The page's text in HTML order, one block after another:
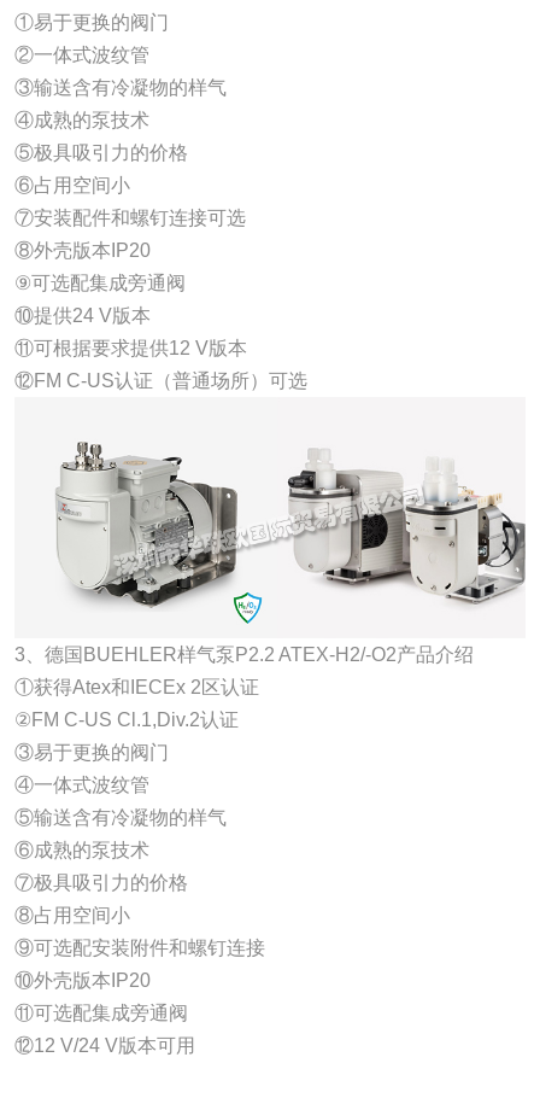
①易于更换的阀门
②一体式波纹管
③输送含有冷凝物的样气
④成熟的泵技术
⑤极具吸引力的价格
⑥占用空间小
⑦安装配件和螺钉连接可选
⑧外壳版本IP20
⑨可选配集成旁通阀
⑩提供24 V版本
⑪可根据要求提供12 V版本
⑫FM C-US认证（普通场所）可选
3、德国BUEHLER样气泵P2.2 ATEX-H2/-O2产品介绍
①获得Atex和IECEx 2区认证
②FM C-US Cl.1,Div.2认证
③易于更换的阀门
④一体式波纹管
⑤输送含有冷凝物的样气
⑥成熟的泵技术
⑦极具吸引力的价格
⑧占用空间小
⑨可选配安装附件和螺钉连接
⑩外壳版本IP20
⑪可选配集成旁通阀
⑫12 V/24 V版本可用